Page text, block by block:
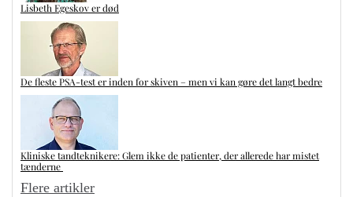
Lisbeth Egeskov er død
De fleste PSA-test er inden for skiven – men vi kan gøre det langt bedre
Kliniske tandteknikere: Glem ikke de patienter, der allerede har mistet
tænderne
Flere artikler